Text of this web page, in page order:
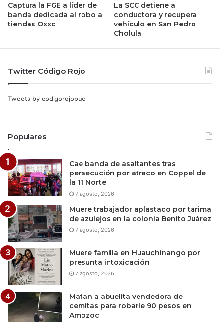
Captura la FGE a líder de
banda dedicada al robo a
tiendas Oxxo
La SCC detiene a
conductora y recupera
vehículo en San Pedro
Cholula
Twitter Código Rojo
Tweets by codigorojopue
Populares
Cae banda de asaltantes tras
persecución por atraco en Coppel de
la 11 Norte
7 agosto, 2026
Muere trabajador aplastado por tarima
de azulejos en la colonia Benito Juárez
7 agosto, 2026
Muere familia en Huauchinango por
presunta intoxicación
7 agosto, 2026
Matan a abuelita vendedora de
cemitas para robarle 90 pesos en
Amozoc